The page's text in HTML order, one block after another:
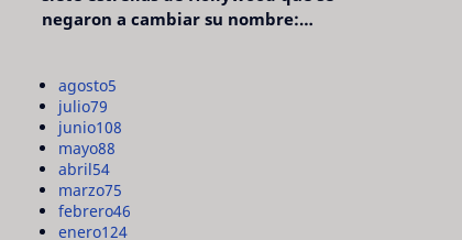
negaron a cambiar su nombre:
agosto5
julio79
junio108
mayo88
abril54
marzo75
febrero46
enero124